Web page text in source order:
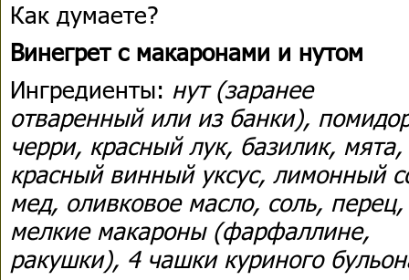
Как думаете?
Винегрет с макаронами и нутом
Ингредиенты: нут (заранее
отваренный или из банки),
черри, красный лук, базилик, мята,
красный винный уксус, лимонный
мед, оливковое масло, соль, перец,
мелкие макароны (фарфаллине,
ракушки), 4 чашки куриного